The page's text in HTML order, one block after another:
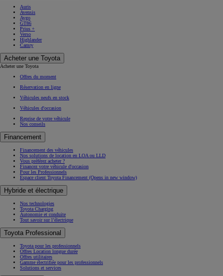
Auris
Avensis
Aygo
GT86
Prius +
Verso
Highlander
Camry
Acheter une Toyota
Acheter une Toyota
Offres du moment
Réservation en ligne
Véhicules neufs en stock
Véhicules d'occasion
Reprise de votre véhicule
Nos conseils
Financement
Financement des véhicules
Nos solutions de location en LOA ou LLD
Vous préférez acheter ?
Financez votre véhicule d'occasion
Pour les Professionnels
Espace client Toyota Financement (Opens in new window)
Hybride et électrique
Nos technologies
Toyota Charging
Autonomie et conduite
Tout savoir sur l’électrique
Toyota Professional
Toyota pour les professionnels
Offres Location longue durée
Offres utilitaires
Gamme électrifiée pour les professionnels
Solutions et services